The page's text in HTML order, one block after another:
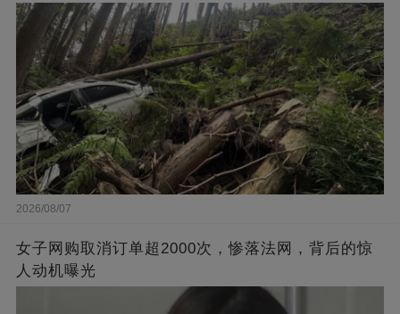
2026/08/07
女子网购取消订单超2000次，惨落法网，背后的惊
人动机曝光